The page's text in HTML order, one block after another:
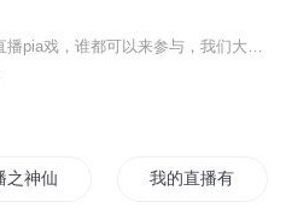
之神仙也要当主播 我的直播有万界